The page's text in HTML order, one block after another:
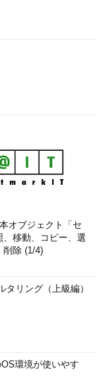
オブジェクト「セ
、移動、コピー、選
削除 (1/4)
タリング（上級編）
環境が使いやす